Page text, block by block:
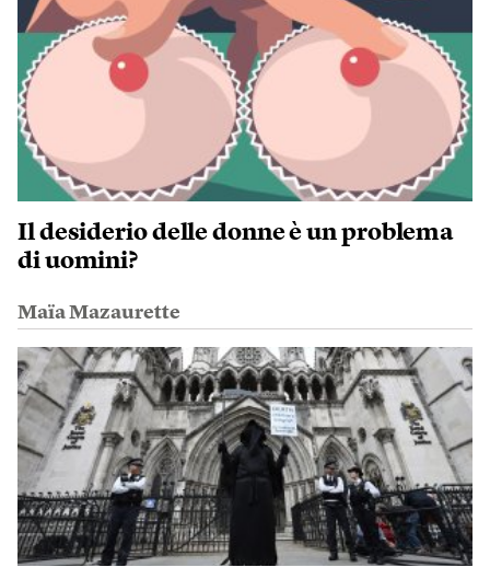
Il desiderio delle donne è un problema
di uomini?
Maïa Mazaurette